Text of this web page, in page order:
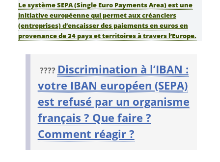
Le système SEPA (Single Euro Payments Area) est une
initiative européenne qui permet aux créanciers
(entreprises) d’encaisser des paiements en euros en
provenance de 34 pays et territoires à travers l’Europe.
???? Discrimination à l’IBAN :
votre IBAN européen (SEPA)
est refusé par un organisme
français ? Que faire ?
Comment réagir ?